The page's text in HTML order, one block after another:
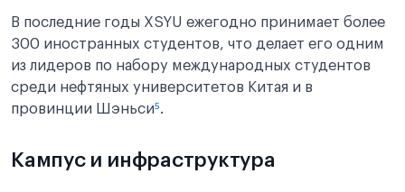
В последние годы XSYU ежегодно принимает более
300 иностранных студентов, что делает его одним
из лидеров по набору международных студентов
среди нефтяных университетов Китая и в
провинции Шэньси⁵.
Кампус и инфраструктура